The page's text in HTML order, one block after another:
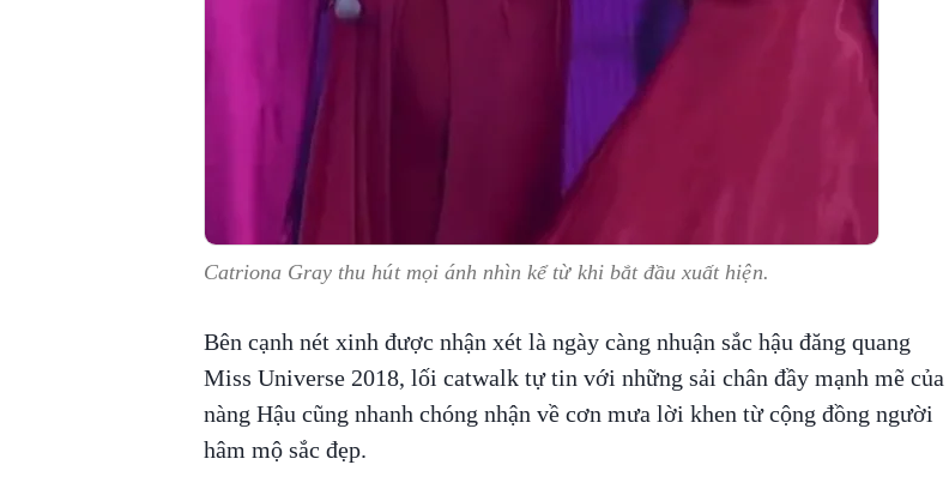
Catriona Gray thu hút mọi ánh nhìn kể từ khi bắt đầu xuất hiện.
Bên cạnh nét xinh được nhận xét là ngày càng nhuận sắc hậu đăng quang
Miss Universe 2018, lối catwalk tự tin với những sải chân đầy mạnh mẽ của
nàng Hậu cũng nhanh chóng nhận về cơn mưa lời khen từ cộng đồng người
hâm mộ sắc đẹp.